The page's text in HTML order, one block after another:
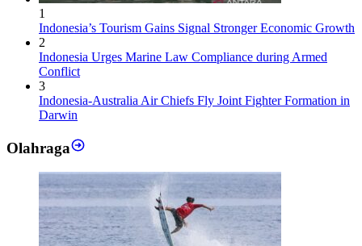
1
Indonesia’s Tourism Gains Signal Stronger Economic Growth
2
Indonesia Urges Marine Law Compliance during Armed
Conflict
3
Indonesia-Australia Air Chiefs Fly Joint Fighter Formation in
Darwin
Olahraga